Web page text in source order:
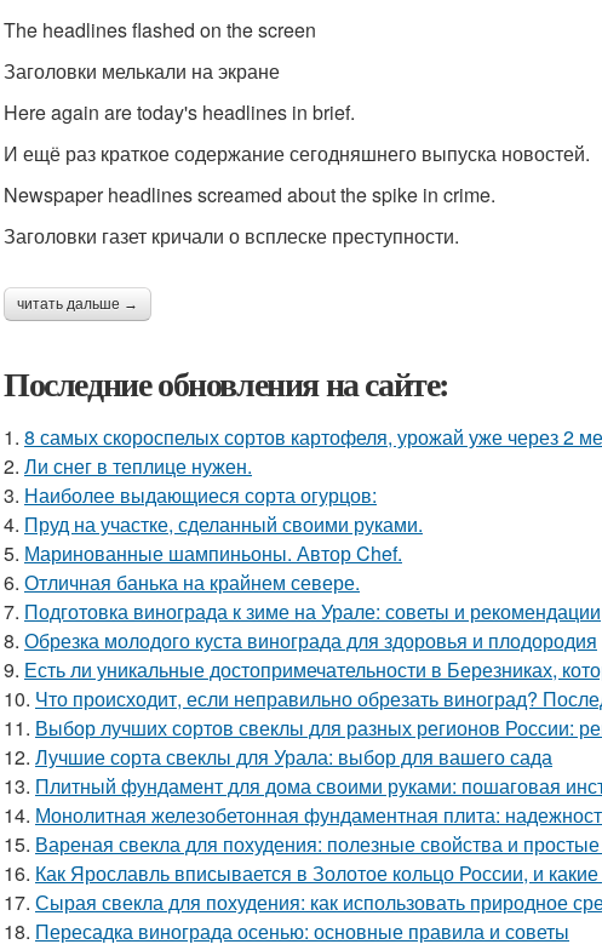
The headlines flashed on the screen
Заголовки мелькали на экране
Here again are today's headlines in brief.
И ещё раз краткое содержание сегодняшнего выпуска новостей.
Newspaper headlines screamed about the spike in crime.
Заголовки газет кричали о всплеске преступности.
читать дальше →
Последние обновления на сайте:
1. 8 самых скороспелых сортов картофеля, урожай уже через 2
2. Ли снег в теплице нужен.
3. Наиболее выдающиеся сорта огурцов:
4. Пруд на участке, сделанный своими руками.
5. Маринованные шампиньоны. Автор Chef.
6. Отличная банька на крайнем севере.
7. Подготовка винограда к зиме на Урале: советы и рекомендации
8. Обрезка молодого куста винограда для здоровья и плодородия
9. Есть ли уникальные достопримечательности в Березниках,
10. Что происходит, если неправильно обрезать виноград?
11. Выбор лучших сортов свеклы для разных регионов России:
12. Лучшие сорта свеклы для Урала: выбор для вашего сада
13. Плитный фундамент для дома своими руками: пошаговая
14. Монолитная железобетонная фундаментная плита:
15. Вареная свекла для похудения: полезные свойства и
16. Как Ярославль вписывается в Золотое кольцо России, и
17. Сырая свекла для похудения: как использовать природное
18. Пересадка винограда осенью: основные правила и советы